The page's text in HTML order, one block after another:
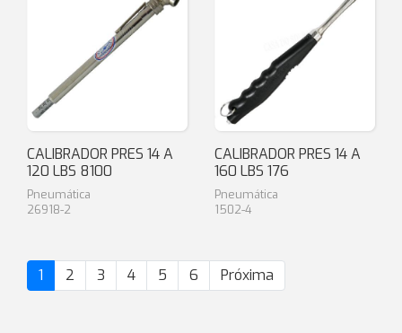
CALIBRADOR PRES 14 A
120 LBS 8100
Pneumática
26918-2
CALIBRADOR PRES 14 A
160 LBS 176
Pneumática
1502-4
1 2 3 4 5 6 Próxima